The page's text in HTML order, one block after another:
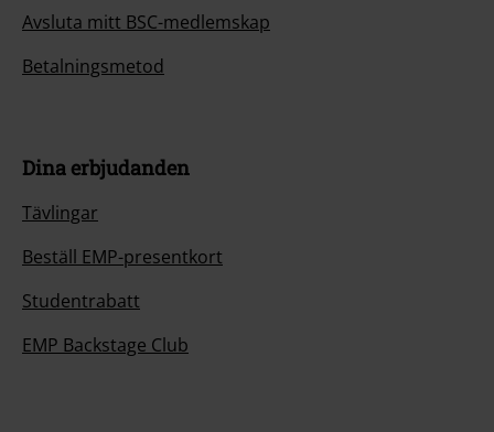
Avsluta mitt BSC-medlemskap
Betalningsmetod
Dina erbjudanden
Tävlingar
Beställ EMP-presentkort
Studentrabatt
EMP Backstage Club